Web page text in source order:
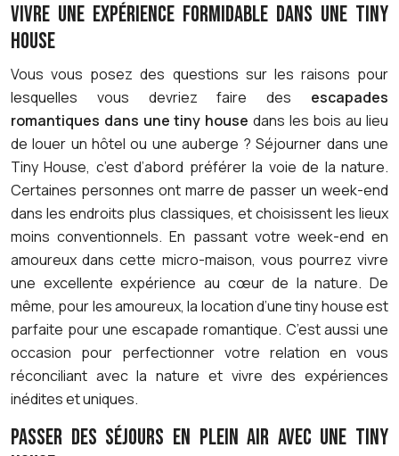
VIVRE UNE EXPÉRIENCE FORMIDABLE DANS UNE TINY
HOUSE
Vous vous posez des questions sur les raisons pour
lesquelles vous devriez faire des escapades
romantiques dans une tiny house dans les bois au lieu
de louer un hôtel ou une auberge ? Séjourner dans une
Tiny House, c’est d’abord préférer la voie de la nature.
Certaines personnes ont marre de passer un week-end
dans les endroits plus classiques, et choisissent les lieux
moins conventionnels. En passant votre week-end en
amoureux dans cette micro-maison, vous pourrez vivre
une excellente expérience au cœur de la nature. De
même, pour les amoureux, la location d’une tiny house est
parfaite pour une escapade romantique. C’est aussi une
occasion pour perfectionner votre relation en vous
réconciliant avec la nature et vivre des expériences
inédites et uniques.
PASSER DES SÉJOURS EN PLEIN AIR AVEC UNE TINY